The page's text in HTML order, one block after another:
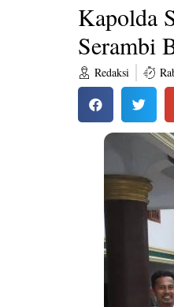
Kapolda
Serambi
Redaksi